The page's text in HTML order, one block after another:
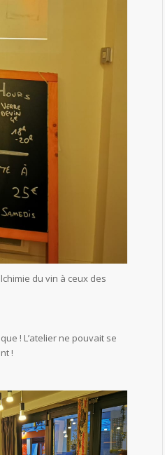
du vin à ceux des
! L’atelier ne pouvait se
!